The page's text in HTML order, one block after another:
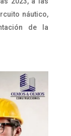
náutico,
de la